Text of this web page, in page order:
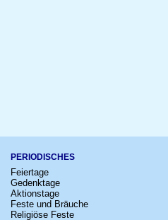
PERIODISCHES
Feiertage
Gedenktage
Aktionstage
Feste und Bräuche
Religiöse Feste